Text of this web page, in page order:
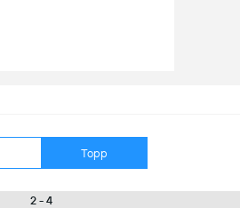
Topp
2 - 4